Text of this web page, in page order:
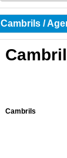
Cambrils /
Cambrils